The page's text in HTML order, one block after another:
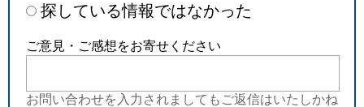
探している情報ではなかった
ご意見・ご感想をお寄せください
お問い合わせを入力されましてもご返信はいたしかね